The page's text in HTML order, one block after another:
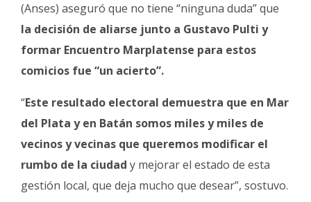
(Anses) aseguró que no tiene “ninguna duda” que
la decisión de aliarse junto a Gustavo Pulti y
formar Encuentro Marplatense para estos
comicios fue “un acierto”.
“Este resultado electoral demuestra que en Mar
del Plata y en Batán somos miles y miles de
vecinos y vecinas que queremos modificar el
rumbo de la ciudad y mejorar el estado de esta
gestión local, que deja mucho que desear”, sostuvo.